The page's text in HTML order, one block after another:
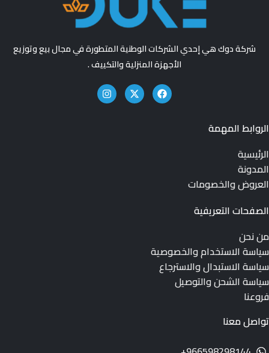
شركة دوك هي إحدي الشركات الوطنية المتطورة في مجال بيع وتوزيع
الأجهزة المنزلية والتكييف .
الروابط المهمة
الرئيسية
المدونة
العروض والخصومات
الصفحات التعريفية
من نحن
سياسة الاستخدام والخصوصية
سياسة الاستبدال والاسترجاع
سياسة الشحن والتوصيل
فروعنا
تواصل معنا